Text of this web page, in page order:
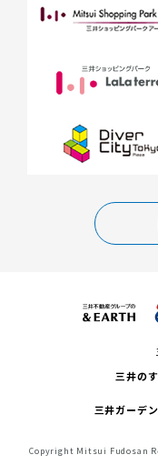
三井の
三井ガーデ
Copyright Mitsui Fudosan